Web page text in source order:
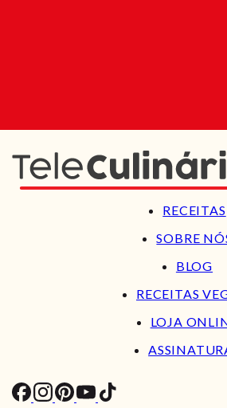
RECEITAS
SOBRE
BLOG
RECEITAS
LOJA